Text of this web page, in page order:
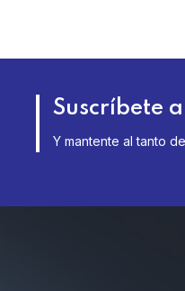
Suscríbete
Y mantente al tanto